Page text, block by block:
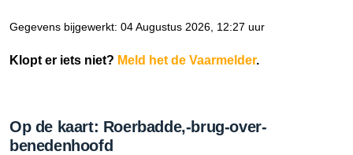
Gegevens bijgewerkt: 04 Augustus 2026, 12:27 uur
Klopt er iets niet? Meld het de Vaarmelder.
Op de kaart: Roerbadde,-brug-over-
benedenhoofd